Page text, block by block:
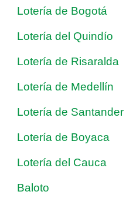
Lotería de Bogotá
Lotería del Quindío
Lotería de Risaralda
Lotería de Medellín
Lotería de Santander
Lotería de Boyaca
Lotería del Cauca
Baloto